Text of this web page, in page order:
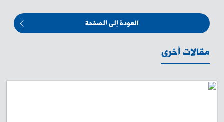
مقالات أخرى
العودة إلى الصفحة